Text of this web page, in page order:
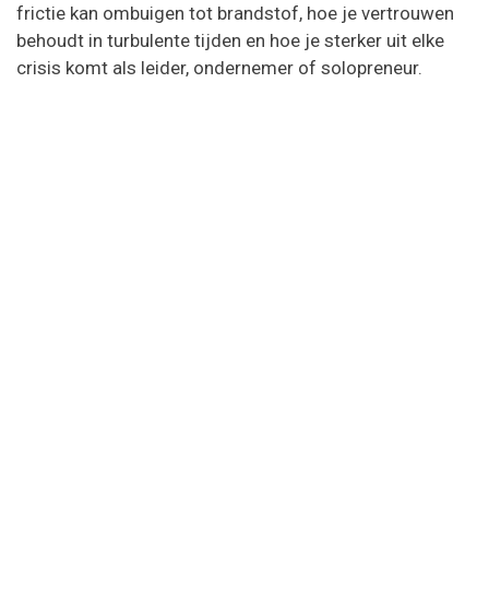
frictie kan ombuigen tot brandstof, hoe je vertrouwen
behoudt in turbulente tijden en hoe je sterker uit elke
crisis komt als leider, ondernemer of solopreneur.